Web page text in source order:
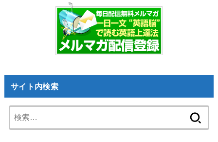
サイト内検索
索: